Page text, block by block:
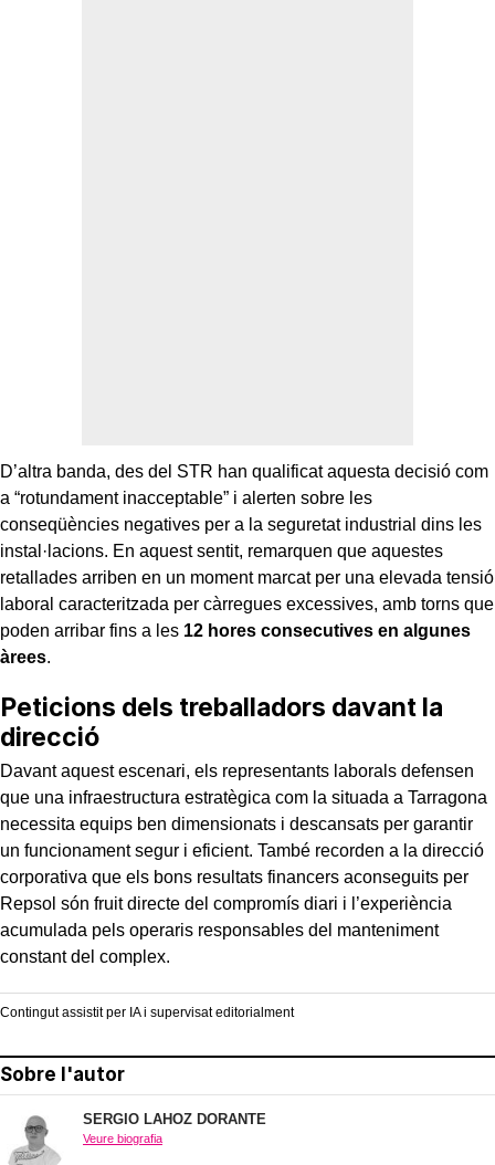
D’altra banda, des del STR han qualificat aquesta decisió com
a “rotundament inacceptable” i alerten sobre les
conseqüències negatives per a la seguretat industrial dins les
instal·lacions. En aquest sentit, remarquen que aquestes
retallades arriben en un moment marcat per una elevada tensió
laboral caracteritzada per càrregues excessives, amb torns que
poden arribar fins a les 12 hores consecutives en algunes
àrees.
Peticions dels treballadors davant la
direcció
Davant aquest escenari, els representants laborals defensen
que una infraestructura estratègica com la situada a Tarragona
necessita equips ben dimensionats i descansats per garantir
un funcionament segur i eficient. També recorden a la direcció
corporativa que els bons resultats financers aconseguits per
Repsol són fruit directe del compromís diari i l’experiència
acumulada pels operaris responsables del manteniment
constant del complex.
Contingut assistit per IA i supervisat editorialment
Sobre l'autor
SERGIO LAHOZ DORANTE
Veure biografia